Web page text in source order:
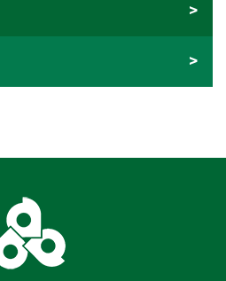
>
>